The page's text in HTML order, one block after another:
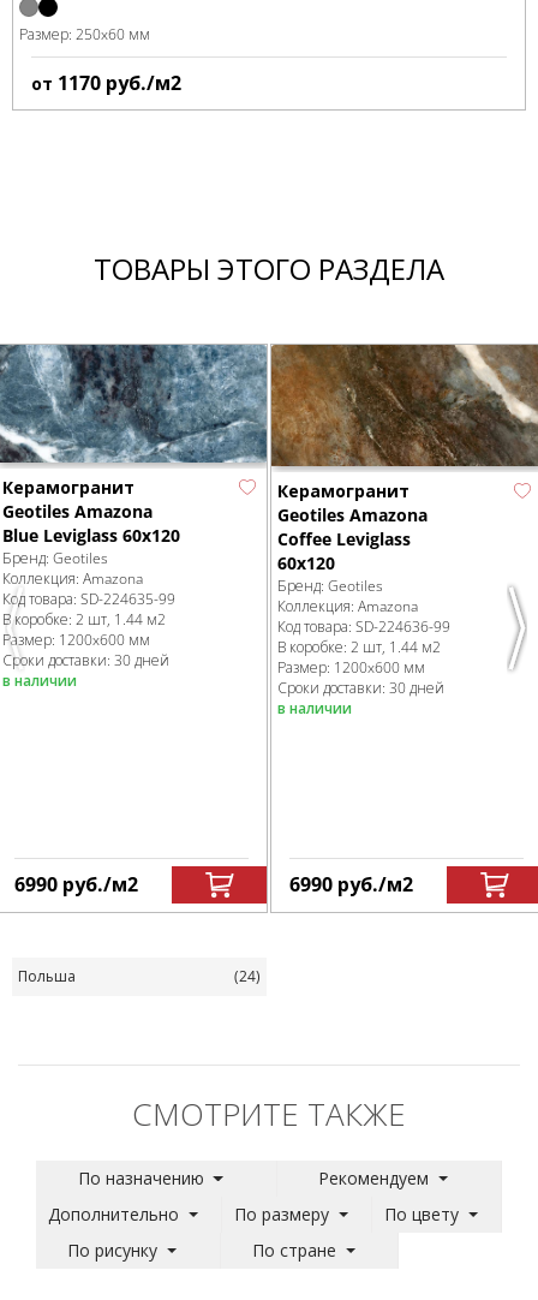
Размер: 250x60 мм
от 1170 руб./м2
ТОВАРЫ ЭТОГО РАЗДЕЛА
Previous
Керамогранит
Geotiles Amazona
Blue Leviglass 60x120
Бренд: Geotiles
Коллекция: Amazona
Код товара: SD-224635-99
В коробке: 2 шт, 1.44 м2
Размер: 1200x600 мм
Сроки доставки: 30 дней
в наличии
6990 руб./м2
Керамогранит
Geotiles Amazona
Coffee Leviglass
60x120
Бренд: Geotiles
Коллекция: Amazona
Код товара: SD-224636-99
В коробке: 2 шт, 1.44 м2
Размер: 1200x600 мм
Сроки доставки: 30 дней
в наличии
6990 руб./м2
Польша (24)
СМОТРИТЕ ТАКЖЕ
По назначению
Рекомендуем
Дополнительно
По размеру
По цвету
По рисунку
По стране